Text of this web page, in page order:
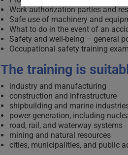
Work authorization parties and
Safe use of machinery and
What to do in the event of an
Safety and well-being – general
Occupational safety training
The training is
industry and manufacturing
construction and infrastructure
shipbuilding and marine
power generation, including
road, rail, and waterway systems
mining and natural resources
cities, municipalities, and public